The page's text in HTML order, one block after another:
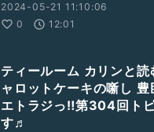
2024-05-21 11:10:06
0
12:01
ティールーム カリンと読
ャロットケーキの噺し 豊
エトラジっ‼︎第304回ト
す♬